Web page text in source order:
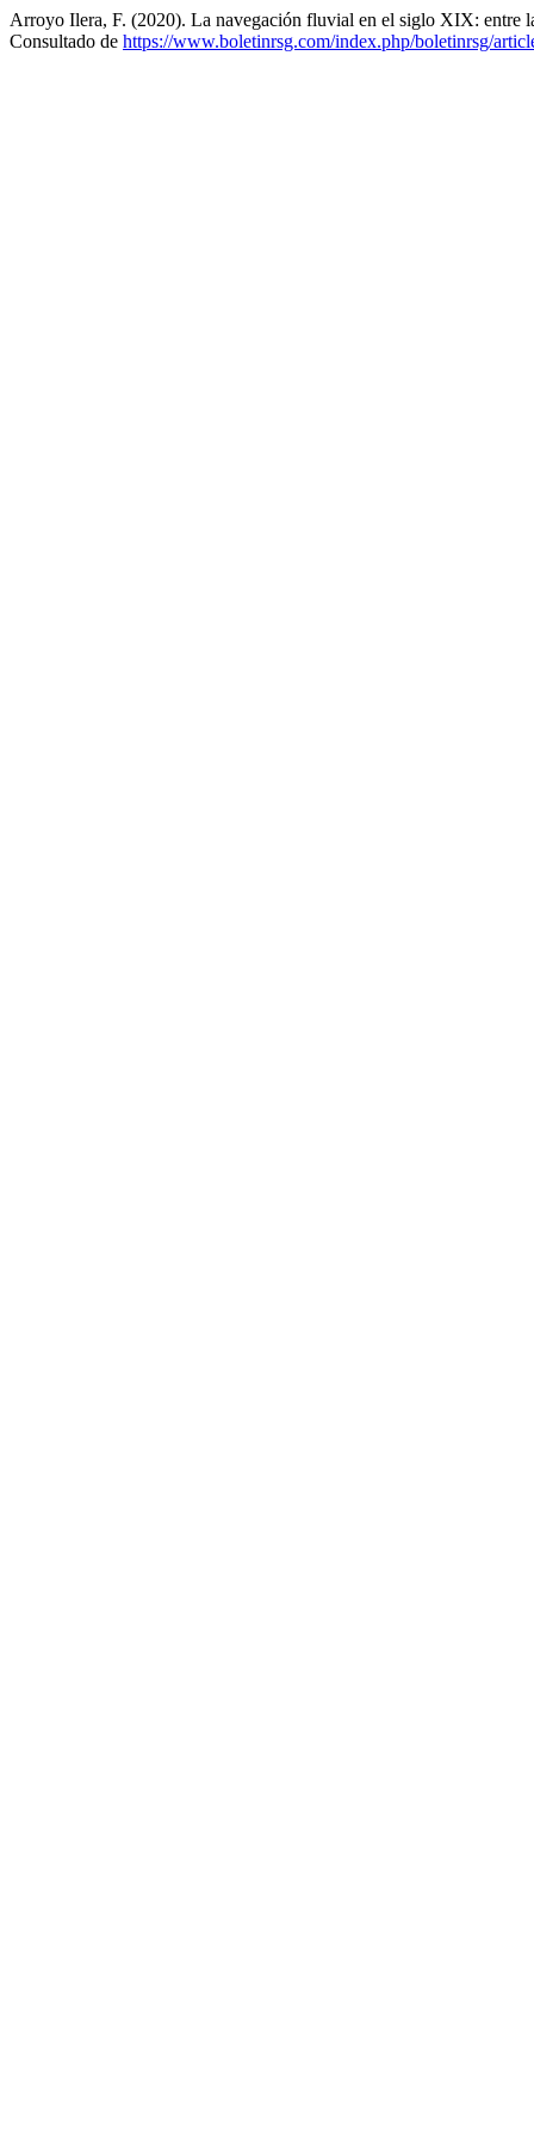
Arroyo Ilera, F. (2020). La navegación fluvial en el siglo XIX: entre
Consultado de https://www.boletinrsg.com/index.php/boletinrsg/